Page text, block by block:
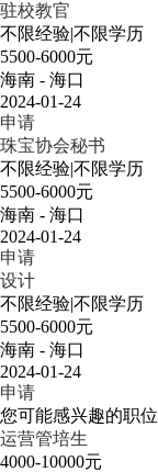
驻校教官
不限经验|不限学历
5500-6000元
海南 - 海口
2024-01-24
申请
珠宝协会秘书
不限经验|不限学历
5500-6000元
海南 - 海口
2024-01-24
申请
设计
不限经验|不限学历
5500-6000元
海南 - 海口
2024-01-24
申请
您可能感兴趣的职位
运营管培生
4000-10000元